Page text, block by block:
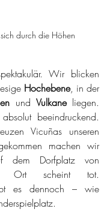
durch die Höhen
Wir blicken
Hochebene
, in der
und Vulkane liegen.
beeindruckend.
Vicuñas unseren
machen wir
dem Dorfplatz von
Ort scheint tot.
es dennoch – wie